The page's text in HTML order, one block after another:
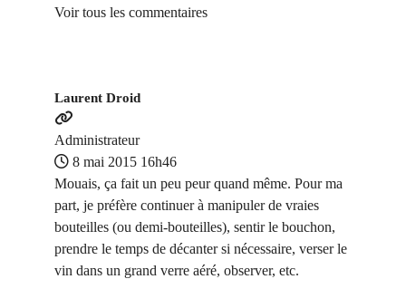
Voir tous les commentaires
Laurent Droid
Administrateur
8 mai 2015 16h46
Mouais, ça fait un peu peur quand même. Pour ma
part, je préfère continuer à manipuler de vraies
bouteilles (ou demi-bouteilles), sentir le bouchon,
prendre le temps de décanter si nécessaire, verser le
vin dans un grand verre aéré, observer, etc.